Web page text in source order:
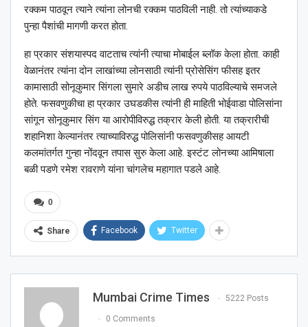
रक्कम पाठवून त्याने त्यांना लोनची रक्कम पाठविली नाही. तो त्यांच्याकडे
पुन्हा पैशांची मागणी करत होता.
हा प्रकार संशयास्पद वाटताच त्यांनी त्याचा मोबाईल ब्लॉक केला होता. काही
वेळानंतर त्यांना दोन लाखांच्या लोनसाठी त्यांनी प्रोसेसिंग फीसह इतर
कामासाठी सोनूकुमार सिंगला सुमारे अडीच लाख रुपये पाठविल्याचे समजले
होते. फसवणुकीचा हा प्रकार उघडकीस त्यांनी ही माहिती भोईवाडा पोलिसांना
सांगून सोनूकुमार सिंग या आरोपीविरुद्ध तक्रार केली होती. या तक्रारीची
शहानिशा केल्यानंतर त्याच्याविरुद्ध पोलिसांनी फसवणुकीसह आयटी
कलमांतर्गत गुन्हा नोंदवून तपास सुरु केला आहे. इस्टंट लोनच्या आमिषाला
बळी पडणे रमेश रावराणे यांना चांगलेच महागात पडले आहे.
0
Share Facebook Twitter
Mumbai Crime Times 5222 Posts
0 Comments